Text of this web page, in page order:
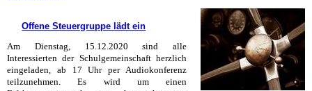
die
bis
Weihnachten
Offene Steuergruppe lädt ein
Am Dienstag, 15.12.2020 sind alle
Interessierten der Schulgemeinschaft herzlich
eingeladen, ab 17 Uhr per Audiokonferenz
teilzunehmen. Es wird um einen